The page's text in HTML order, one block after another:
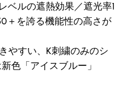
ルの遮熱効果／遮光率1
＋を誇る機能性の高さが
やすい、K刺繍のみのシ
色「アイスブルー」